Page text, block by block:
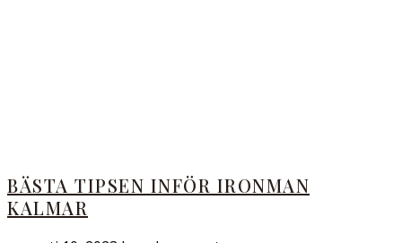
BÄSTA TIPSEN INFÖR IRONMAN
KALMAR